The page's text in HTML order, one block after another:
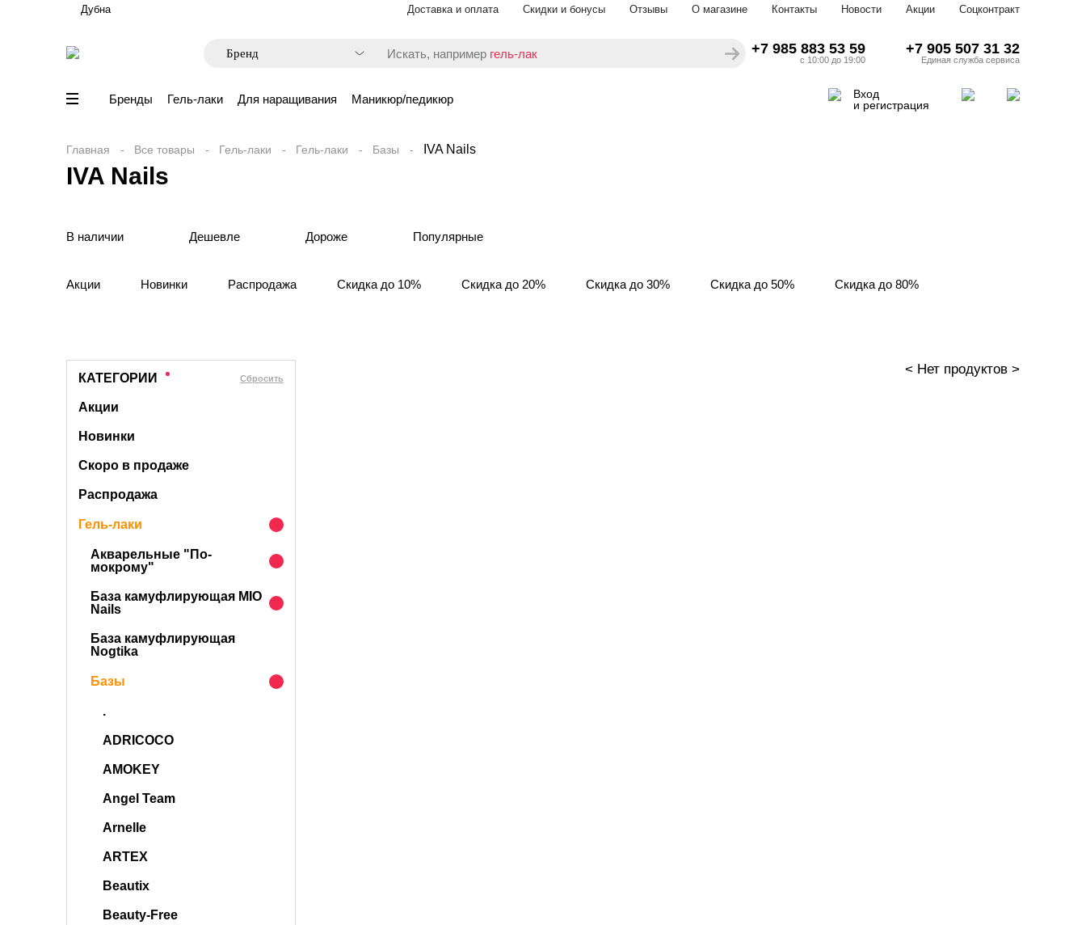
Дубна Доставка и оплата Скидки и бонусы Отзывы О магазине Контакты Новости Акции Соцконтракт
Искать, например гель-лак +7 985 883 53 59
с 10:00 до 19:00
+7 905 507 31 32
Единая служба сервиса
Бренды Гель-лаки Для наращивания Маникюр/педикюр
Вход
и регистрация
Главная Все товары Гель-лаки Гель-лаки Базы IVA Nails
IVA Nails
В наличии Дешевле Дороже Популярные
Акции Новинки Распродажа Скидка до 10% Скидка до 20% Скидка до 30% Скидка до 50% Скидка до 80%
КАТЕГОРИИ Cбросить
Акции
Новинки
Скоро в продаже
Распродажа
Гель-лаки
Акварельные "По-
мокрому"
База камуфлирующая MIO
Nails
База камуфлирующая
Nogtika
Базы
.
ADRICOCO
AMOKEY
Angel Team
Arnelle
ARTEX
Beautix
Beauty-Free
< Нет продуктов >